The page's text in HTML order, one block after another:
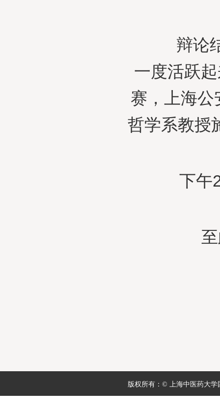
辩论结
一度活跃
赛，上海公
哲学系教授
下午2
至此
版权所有：© 上海中医药大学